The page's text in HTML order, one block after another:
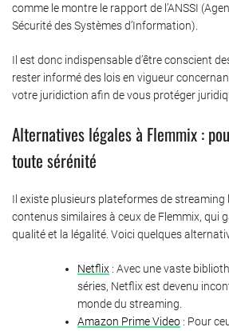
comme le montre le rapport de l’ANSSI
Sécurité des Systèmes d’Information).
Il est donc indispensable d’être conscient
rester informé des lois en vigueur
votre juridiction afin de vous protéger
Alternatives légales à Flemmix :
toute sérénité
Il existe plusieurs plateformes de
contenus similaires à ceux de Flemmix, qui
qualité et la légalité. Voici quelques
Netflix : Avec une vaste
séries, Netflix est devenu
monde du streaming.
Amazon Prime Video : Pour